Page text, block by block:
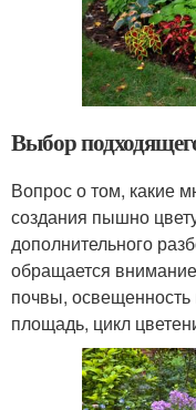
Выбор
Вопрос о том, какие
создания пышно
дополнительного
обращается
почвы,
площадь, цикл